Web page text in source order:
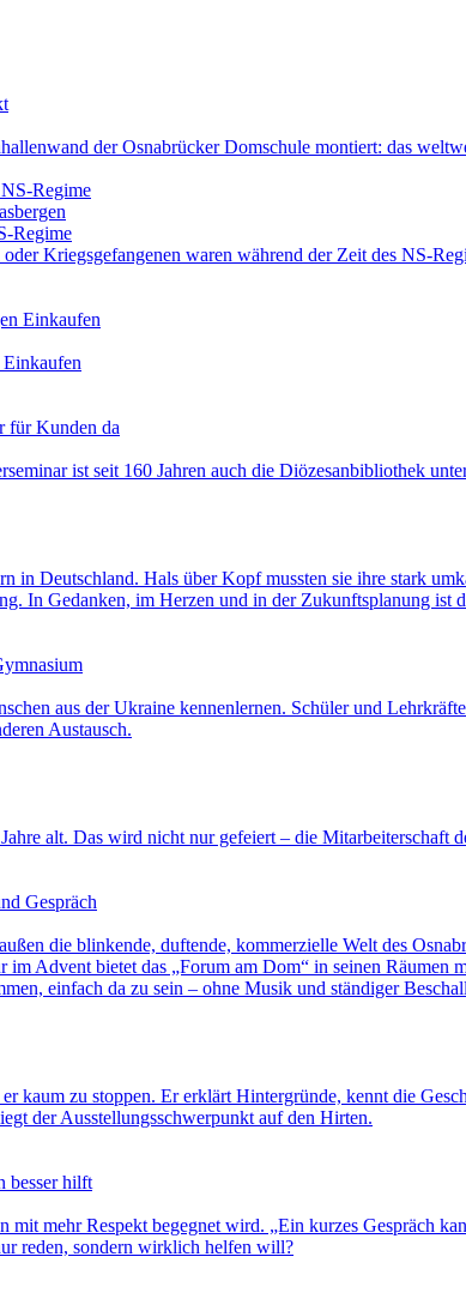
der Osnabrücker Domschule montiert: das
Regime
Kriegsgefangenen waren während der Zeit des NS-
für Kunden da
ist seit 160 Jahren auch die Diözesanbibliothek
in Deutschland. Hals über Kopf mussten sie ihre stark
In Gedanken, im Herzen und in der Zukunftsplanung ist
aus der Ukraine kennenlernen. Schüler und
Austausch.
alt. Das wird nicht nur gefeiert – die Mitarbeiterschaft
Gespräch
die blinkende, duftende, kommerzielle Welt des
im Advent bietet das „Forum am Dom“ in seinen
einfach da zu sein – ohne Musik und ständiger
kaum zu stoppen. Er erklärt Hintergründe, kennt die
der Ausstellungsschwerpunkt auf den Hirten.
besser hilft
mit mehr Respekt begegnet wird. „Ein kurzes Gespräch
reden, sondern wirklich helfen will?